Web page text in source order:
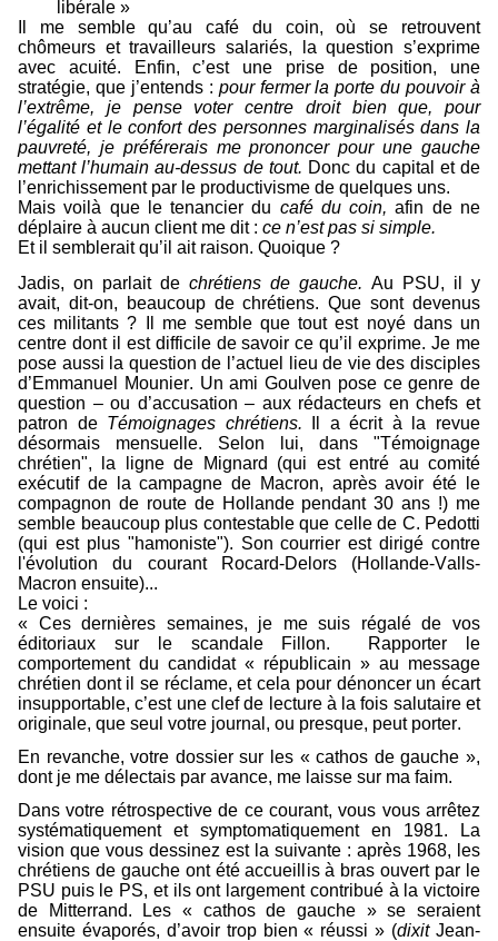
libérale »
Il me semble qu’au café du coin, où se retrouvent
chômeurs et travailleurs salariés, la question s’exprime
avec acuité. Enfin, c’est une prise de position, une
stratégie, que j’entends : pour fermer la porte du pouvoir à
l’extrême, je pense voter centre droit bien que, pour
l’égalité et le confort des personnes marginalisés dans la
pauvreté, je préférerais me prononcer pour une gauche
mettant l’humain au-dessus de tout. Donc du capital et de
l’enrichissement par le productivisme de quelques uns.
Mais voilà que le tenancier du café du coin,afin de ne
déplaire à aucun client me dit : ce n’est pas si simple.
Et il semblerait qu’il ait raison. Quoique ?
Jadis, on parlait de chrétiens de gauche. Au PSU, il y
avait, dit-on, beaucoup de chrétiens. Que sont devenus
ces militants ? Il me semble que tout est noyé dans un
centre dont il est difficile de savoir ce qu’il exprime. Je me
pose aussi la question de l’actuel lieu de vie des disciples
d’Emmanuel Mounier. Un ami Goulven pose ce genre de
question – ou d’accusation – aux rédacteurs en chefs et
patron de Témoignages chrétiens.
Il a écrit à la revue
désormais mensuelle. Selon lui, dans "Témoignage
chrétien", la ligne de Mignard (qui est entré au comité
exécutif de la campagne de Macron, après avoir été le
compagnon de route de Hollande pendant 30 ans !) me
semble beaucoup plus contestable que celle de C. Pedotti
(qui est plus "hamoniste"). Son courrier est dirigé contre
l'évolution du courant Rocard-Delors (Hollande-Valls-
Macron ensuite)...
Le voici :
« Ces dernières semaines, je me suis régalé de vos
éditoriaux sur le scandale Fillon. Rapporter le
comportement du candidat « républicain » au message
chrétien dont il se réclame, et cela pour dénoncer un écart
insupportable, c’est une clef de lecture à la fois salutaire et
originale, que seul votre journal, ou presque, peut porter.
En revanche, votre dossier sur les « cathos de gauche »,
dont je me délectais par avance, me laisse sur ma faim.
Dans votre rétrospective de ce courant, vous vous arrêtez
systématiquement et symptomatiquement en 1981. La
vision que vous dessinez est la suivante : après 1968, les
chrétiens de gauche ont été accueillis à bras ouvert par le
PSU puis le PS, et ils ont largement contribué à la victoire
de Mitterrand. Les « cathos de gauche » se seraient
ensuite évaporés, d’avoir trop bien « réussi » (dixitJean-